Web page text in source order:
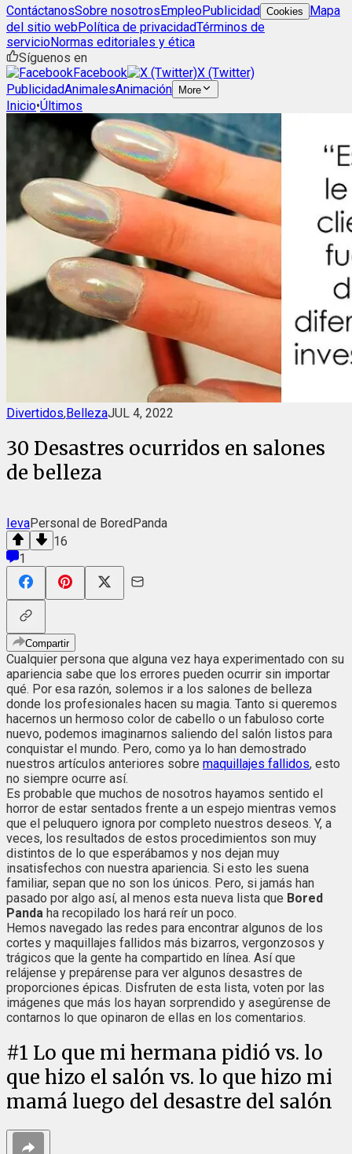
ContáctanosSobre nosotrosEmpleoPublicidad Cookies
Mapa
del sitio webPolítica de privacidadTérminos de
servicioNormas editoriales y ética
Síguenos en
Facebook
X (Twitter)
PublicidadAnimalesAnimación More
Inicio•Últimos
Divertidos,BellezaJUL 4, 2022
30 Desastres ocurridos en salones
de belleza
IevaPersonal de BoredPanda
16
1
Compartir
Cualquier persona que alguna vez haya experimentado con su
apariencia sabe que los errores pueden ocurrir sin importar
qué. Por esa razón, solemos ir a los salones de belleza
donde los profesionales hacen su magia. Tanto si queremos
hacernos un hermoso color de cabello o un fabuloso corte
nuevo, podemos imaginarnos saliendo del salón listos para
conquistar el mundo. Pero, como ya lo han demostrado
nuestros artículos anteriores sobre maquillajes fallidos, esto
no siempre ocurre así.
Es probable que muchos de nosotros hayamos sentido el
horror de estar sentados frente a un espejo mientras vemos
que el peluquero ignora por completo nuestros deseos. Y, a
veces, los resultados de estos procedimientos son muy
distintos de lo que esperábamos y nos dejan muy
insatisfechos con nuestra apariencia. Si esto les suena
familiar, sepan que no son los únicos. Pero, si jamás han
pasado por algo así, al menos esta nueva lista que Bored
Panda ha recopilado los hará reír un poco.
Hemos navegado las redes para encontrar algunos de los
cortes y maquillajes fallidos más bizarros, vergonzosos y
trágicos que la gente ha compartido en línea. Así que
relájense y prepárense para ver algunos desastres de
proporciones épicas. Disfruten de esta lista, voten por las
imágenes que más los hayan sorprendido y asegúrense de
contarnos lo que opinaron de ellas en los comentarios.
#1 Lo que mi hermana pidió vs. lo
que hizo el salón vs. lo que hizo mi
mamá luego del desastre del salón